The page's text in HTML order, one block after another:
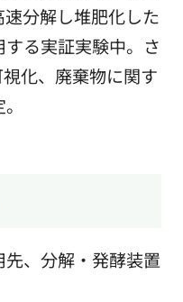
分解し堆肥化した
る実証実験中。さ
化、廃棄物に関す
、分解・発酵装置